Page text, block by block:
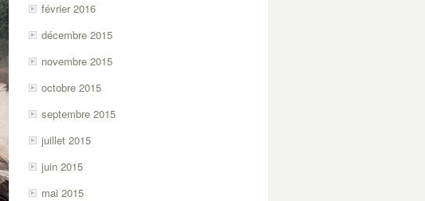
février 2016
décembre 2015
novembre 2015
octobre 2015
septembre 2015
juillet 2015
juin 2015
mai 2015